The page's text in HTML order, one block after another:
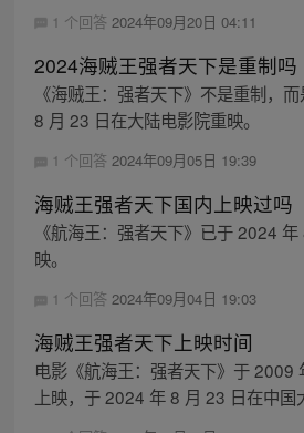
1 个回答 2024年09月20日 04:11
2024海贼王强者天下是重制吗
《海贼王：强者天下》不是重制，
8 月 23 日在大陆电影院重映。
1 个回答 2024年09月05日 19:39
海贼王强者天下国内上映过吗
《航海王：强者天下》已于 2024
映。
1 个回答 2024年09月04日 19:03
海贼王强者天下上映时间
电影《航海王：强者天下》于 2009
上映，于 2024 年 8 月 23 日在中国